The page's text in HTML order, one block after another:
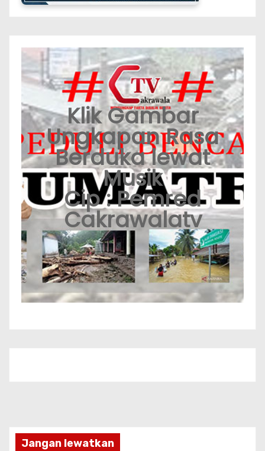
Klik Gambar
Ungkapan Rasa
Berduka lewat
Musik
Cip : Pemred
Cakrawalatv
Jangan lewatkan